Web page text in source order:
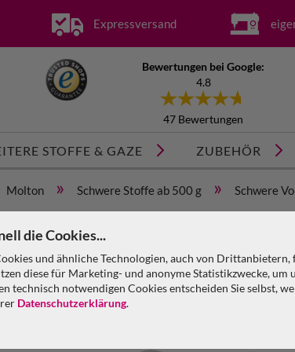
die Cookies...
und ähnliche Technologien, auch von
diese für Marketing- und anonyme Statistikzwecke, um
technisch notwendigen Cookies entscheiden Sie selbst,
Datenschutzerklärung.
Expressversand
Bewertungen bei Google:
4.8
47 Bewertungen
STOFFE & GAZE ZUBEHÖR
Molton » Schwere Stoffe ab 500 g » Schwere